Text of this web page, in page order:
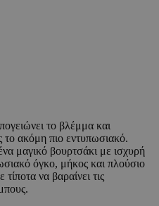
το βλέμμα και
το ακόμη πιο εντυπωσιακό.
μαγικό βουρτσάκι με ισχυρή
όγκο, μήκος και πλούσιο
να βαραίνει τις